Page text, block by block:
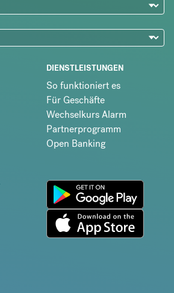
DIENSTLEISTUNGEN
So funktioniert es
Für Geschäfte
Wechselkurs Alarm
Partnerprogramm
Open Banking